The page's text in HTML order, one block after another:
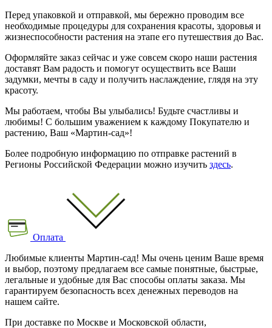
Перед упаковкой и отправкой, мы бережно проводим все
необходимые процедуры для сохранения красоты, здоровья и
жизнеспособности растения на этапе его путешествия до Вас.
Оформляйте заказ сейчас и уже совсем скоро наши растения
доставят Вам радость и помогут осуществить все Ваши
задумки, мечты в саду и получить наслаждение, глядя на эту
красоту.
Мы работаем, чтобы Вы улыбались! Будьте счастливы и
любимы! С большим уважением к каждому Покупателю и
растению, Ваш «Мартин-сад»!
Более подробную информацию по отправке растений в
Регионы Российской Федерации можно изучить здесь.
Оплата
Любимые клиенты Мартин-сад! Мы очень ценим Ваше время
и выбор, поэтому предлагаем все самые понятные, быстрые,
легальные и удобные для Вас способы оплаты заказа. Мы
гарантируем безопасность всех денежных переводов на
нашем сайте.
При доставке по Москве и Московской области,